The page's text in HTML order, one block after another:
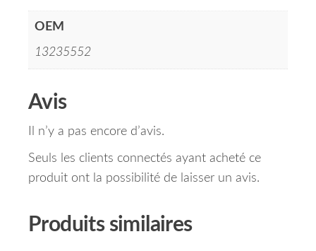
OEM
13235552
Avis
Il n’y a pas encore d’avis.
Seuls les clients connectés ayant acheté ce
produit ont la possibilité de laisser un avis.
Produits similaires